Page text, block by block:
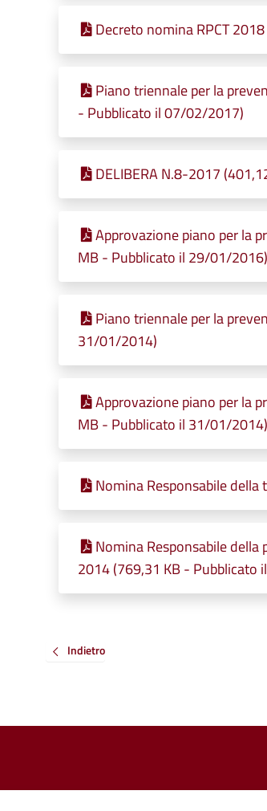
Decreto nomina RPCT
Piano triennale per la
- Pubblicato il 07/02/2017)
DELIBERA N.8-2017
Approvazione piano per la
MB - Pubblicato il 29/01/2016)
Piano triennale per la
31/01/2014)
Approvazione piano per la
MB - Pubblicato il 31/01/2014)
Nomina Responsabile
Nomina Responsabile
2014 (769,31 KB - Pubblicato
Indietro